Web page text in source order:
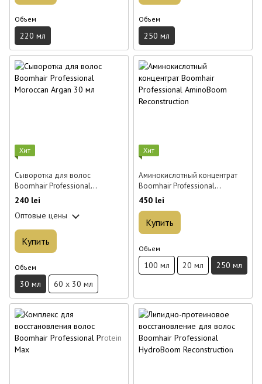
Объем
220 мл
Объем
250 мл
Хит
Сыворотка для волос
Boomhair Professional
Moroccan Argan 30 мл
240 lei
Оптовые цены
Купить
Объем
30 мл 60 x 30 мл
Хит
Аминокислотный концентрат
Boomhair Professional
AminoBoom Reconstruction 250
450 lei
Купить
Объем
100 мл 20 мл 250 мл